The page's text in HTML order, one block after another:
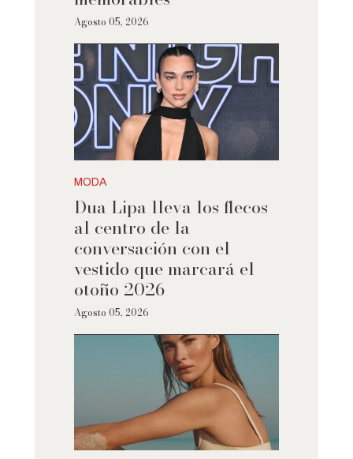
Agosto 05, 2026
MODA
Dua Lipa lleva los flecos
al centro de la
conversación con el
vestido que marcará el
otoño 2026
Agosto 05, 2026